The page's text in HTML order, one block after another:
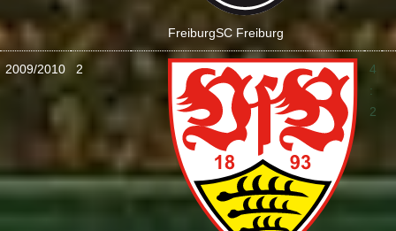
FreiburgSC Freiburg
2009/2010 2
4
:
2